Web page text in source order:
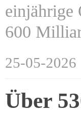
einjährige
600
25-05-2026
Über